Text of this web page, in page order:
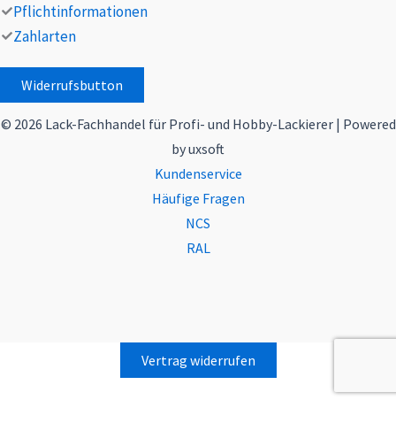
Pflichtinformationen
Zahlarten
Widerrufsbutton
© 2026 Lack-Fachhandel für Profi- und Hobby-Lackierer | Powered
by uxsoft
Kundenservice
Häufige Fragen
NCS
RAL
Vertrag widerrufen